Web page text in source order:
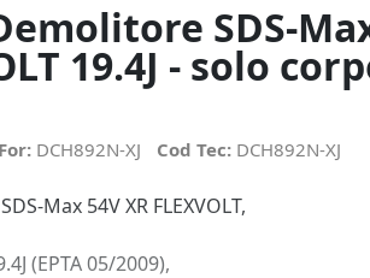
SDS-
19.4J - solo
DCH892N-XJ Cod Tec: DCH892N-XJ
Max 54V XR FLEXVOLT,
(EPTA 05/2009),